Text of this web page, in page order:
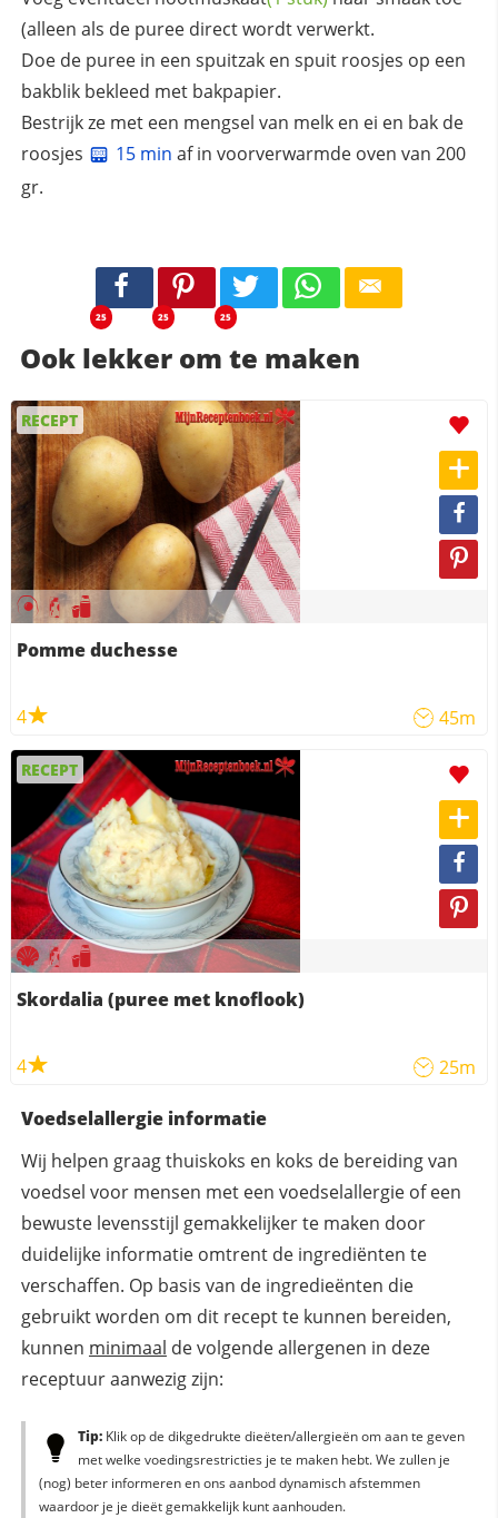
(alleen als de puree direct wordt verwerkt.
Doe de puree in een spuitzak en spuit roosjes op een
bakblik bekleed met bakpapier.
Bestrijk ze met een mengsel van melk en ei en bak de
roosjes
15 min af in voorverwarmde oven van 200
gr.
25 25 25
Ook lekker om te maken
RECEPT
Pomme duchesse
4 45m
RECEPT
Skordalia (puree met knoflook)
4 25m
Voedselallergie informatie
Wij helpen graag thuiskoks en koks de bereiding van
voedsel voor mensen met een voedselallergie of een
bewuste levensstijl gemakkelijker te maken door
duidelijke informatie omtrent de ingrediënten te
verschaffen. Op basis van de ingredieënten die
gebruikt worden om dit recept te kunnen bereiden,
kunnen minimaal de volgende allergenen in deze
receptuur aanwezig zijn:
Tip:Klik op de dikgedrukte dieëten/allergieën om aan te geven
met welke voedingsrestricties je te maken hebt. We zullen je
(nog) beter informeren en ons aanbod dynamisch afstemmen
waardoor je je dieët gemakkelijk kunt aanhouden.